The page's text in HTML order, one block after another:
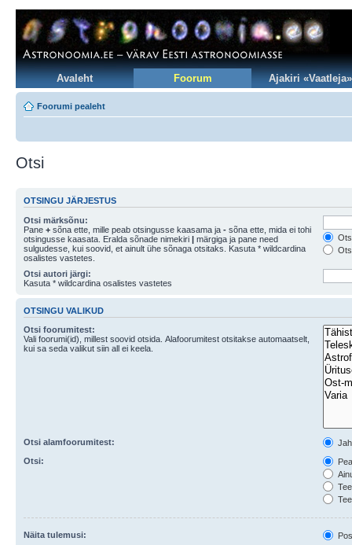
Avaleht Foorum Ajakiri «Vaatleja»
Foorumi pealeht
Otsi
OTSINGU JÄRJESTUS
Otsi märksõnu:
Pane + sõna ette, mille peab otsingusse kaasama ja - sõna ette, mida ei tohi
otsingusse kaasata. Eralda sõnade nimekiri | märgiga ja pane need
sulgudesse, kui soovid, et ainult ühe sõnaga otsitaks. Kasuta * wildcardina
osalistes vastetes.
Otsi autori järgi:
Kasuta * wildcardina osalistes vastetes
OTSINGU VALIKUD
Otsi foorumitest:
Vali foorumi(id), millest soovid otsida. Alafoorumitest otsitakse automaatselt,
kui sa seda valikut siin all ei keela.
Otsi alamfoorumitest:
Jah
Otsi:
Näita tulemusi: